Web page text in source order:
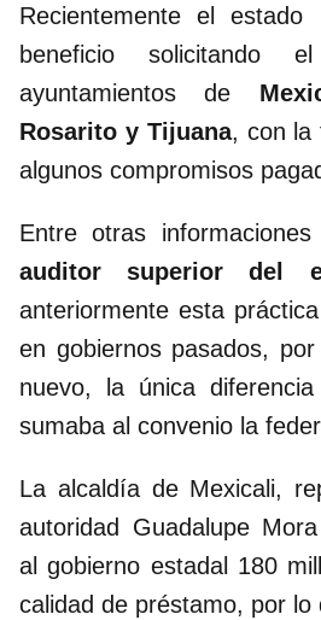
Recientemente el
beneficio
ayuntamientos de
Rosarito y Tijuana, con la
algunos compromisos
Entre otras
auditor superior del
anteriormente esta
en gobiernos pasados,
nuevo, la única
sumaba al convenio la
La alcaldía de Mexicali,
autoridad Guadalupe
al gobierno estadal 180
calidad de préstamo, por lo